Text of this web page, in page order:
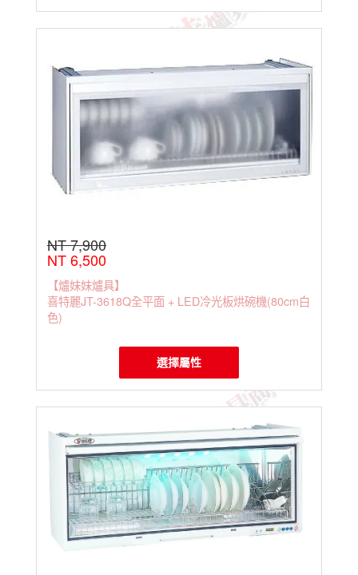
NT 7,900
NT 6,500
【爐妹妹爐具】
喜特麗JT-3618Q全平面 + LED冷光板烘碗機(80cm白
色)
選擇屬性